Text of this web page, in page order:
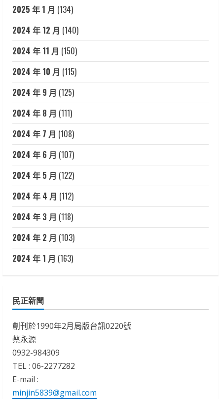
2025 年 1 月 (134)
2024 年 12 月 (140)
2024 年 11 月 (150)
2024 年 10 月 (115)
2024 年 9 月 (125)
2024 年 8 月 (111)
2024 年 7 月 (108)
2024 年 6 月 (107)
2024 年 5 月 (122)
2024 年 4 月 (112)
2024 年 3 月 (118)
2024 年 2 月 (103)
2024 年 1 月 (163)
民正新聞
創刊於1990年2月局版台訊0220號
蔡永源
0932-984309
TEL : 06-2277282
E-mail :
minjin5839@gmail.com